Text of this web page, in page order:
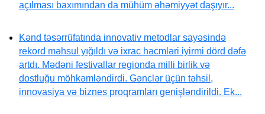
açılması baxımından da mühüm əhəmiyyət daşıyır...
Kənd təsərrüfatında innovativ metodlar sayəsində
rekord məhsul yığıldı və ixrac həcmləri iyirmi dörd dəfə
artdı. Mədəni festivallar regionda milli birlik və
dostluğu möhkəmləndirdi. Gənclər üçün təhsil,
innovasiya və biznes proqramları genişləndirildi. Ek...